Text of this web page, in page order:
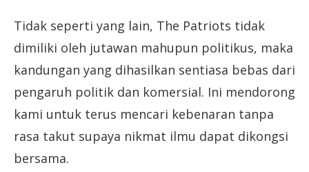
Tidak seperti yang lain, The Patriots tidak
dimiliki oleh jutawan mahupun politikus, maka
kandungan yang dihasilkan sentiasa bebas dari
pengaruh politik dan komersial. Ini mendorong
kami untuk terus mencari kebenaran tanpa
rasa takut supaya nikmat ilmu dapat dikongsi
bersama.